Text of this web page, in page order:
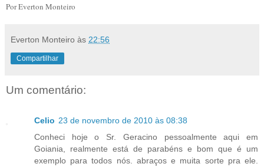
Por Everton Monteiro
Everton Monteiro às 22:56
Compartilhar
Um comentário:
Celio 23 de novembro de 2010 às 08:38
Conheci hoje o Sr. Geracino pessoalmente aqui em
Goiania, realmente está de parabéns e bom que é um
exemplo para todos nós. abraços e muita sorte pra ele.